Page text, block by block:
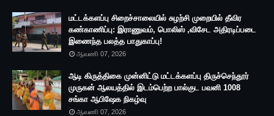
மட்டக்களப்பு சிறைச்சாலையில் சுழற்சி முறையில் தீவிர
கண்காணிப்பு: இராணுவம், பொலிஸ் ,விசேட அதிரடிப்படை
இணைந்த பலத்த பாதுகாப்பு!
ஆவணி 07, 2026
ஆடி கிருத்திகை முன்னிட்டு மட்டக்களப்பு திருச்செந்தூர்
முருகன் ஆலயத்தில் இடம்பெற்ற பால்குட பவனி 1008
சங்கா ஆபிஷேக நிகழ்வு
ஆவணி 07, 2026